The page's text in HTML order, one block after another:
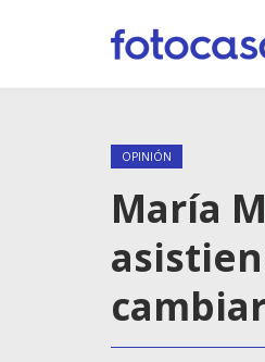
OPINIÓN
María